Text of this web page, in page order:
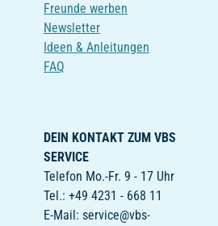
Freunde werben
Newsletter
Ideen & Anleitungen
FAQ
DEIN KONTAKT ZUM VBS
SERVICE
Telefon Mo.-Fr. 9 - 17 Uhr
Tel.: +49 4231 - 668 11
E-Mail: service@vbs-